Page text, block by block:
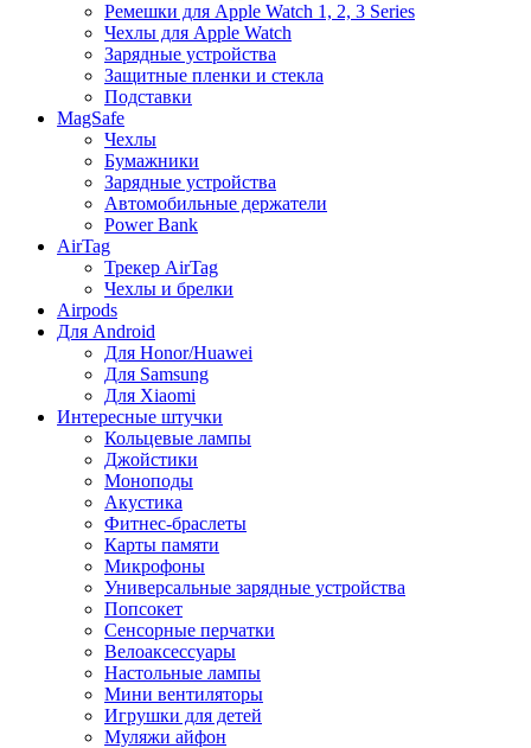
Ремешки для Apple Watch 1, 2, 3 Series
Чехлы для Apple Watch
Зарядные устройства
Защитные пленки и стекла
Подставки
MagSafe
Чехлы
Бумажники
Зарядные устройства
Автомобильные держатели
Power Bank
AirTag
Трекер AirTag
Чехлы и брелки
Airpods
Для Android
Для Honor/Huawei
Для Samsung
Для Xiaomi
Интересные штучки
Кольцевые лампы
Джойстики
Моноподы
Акустика
Фитнес-браслеты
Карты памяти
Микрофоны
Универсальные зарядные устройства
Попсокет
Сенсорные перчатки
Велоаксессуары
Настольные лампы
Мини вентиляторы
Игрушки для детей
Муляжи айфон